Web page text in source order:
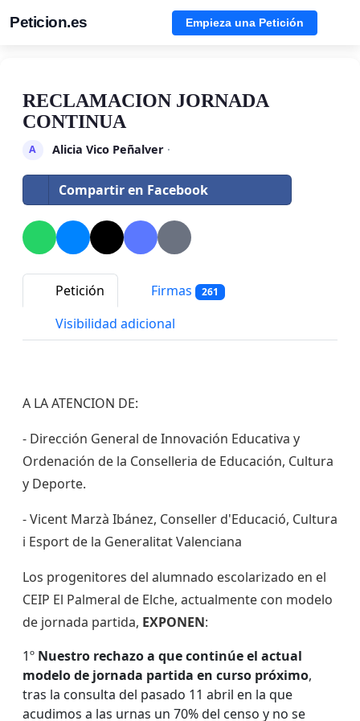
Peticion.es Empieza una Petición
RECLAMACION JORNADA
CONTINUA
A Alicia Vico Peñalver·
Compartir en Facebook
Petición Firmas 261
Visibilidad adicional
A LA ATENCION DE:
- Dirección General de Innovación Educativa y
Ordenación de la Conselleria de Educación, Cultura
y Deporte.
- Vicent Marzà Ibánez, Conseller d'Educació, Cultura
i Esport de la Generalitat Valenciana
Los progenitores del alumnado escolarizado en el
CEIP El Palmeral de Elche, actualmente con modelo
de jornada partida, EXPONEN:
1º Nuestro rechazo a que continúe el actual
modelo de jornada partida en curso próximo,
tras la consulta del pasado 11 abril en la que
acudimos a las urnas un 70% del censo y no se